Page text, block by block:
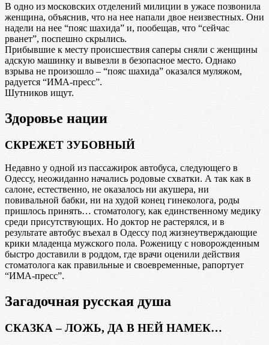
В одно из московских отделений милиции в ужасе позвонила
женщина, объяснив, что на нее напали двое неизвестных. Они
надели на нее “пояс шахида” и, пообещав, что “сейчас
рванет”, поспешно скрылись.
Прибывшие к месту происшествия саперы сняли с женщины
адскую машинку и вывезли в безопасное место. Однако
взрыва не произошло – “пояс шахида” оказался муляжом,
радуется “ИМА-пресс”.
Шутников ищут.
Здоровье нации
СКРЕЖЕТ ЗУБОВНЫЙ
Недавно у одной из пассажирок автобуса, следующего в
Одессу, неожиданно начались родовые схватки. А так как в
салоне, естественно, не оказалось ни акушера, ни
повивальной бабки, ни на худой конец гинеколога, роды
пришлось принять… стоматологу, как единственному медику
среди присутствующих. Но доктор не растерялся, и в
результате автобус въехал в Одессу под жизнеутверждающие
крики младенца мужского пола. Роженицу с новорожденным
быстро доставили в роддом, где врачи оценили действия
стоматолога как правильные и своевременные, рапортует
“ИМА-пресс”.
Загадочная русская душа
СКАЗКА – ЛОЖЬ, ДА В НЕЙ НАМЕК…